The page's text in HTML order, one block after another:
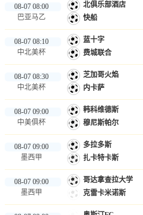
08-07 08:00
巴亚马乙
北俱乐部酒店
快船
08-07 08:10
中北美杯
蓝十字
费城联合
08-07 08:30
中北美杯
芝加哥火焰
内卡萨
08-07 09:00
中美俱杯
韩科维德斯
穆尼斯帕尔
08-07 09:00
墨西甲
多拉多斯
扎卡特卡斯
08-07 09:00
墨西甲
哥达拿查拉大学
克雷卡米诺斯